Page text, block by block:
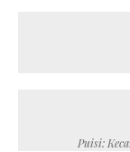
Puisi: